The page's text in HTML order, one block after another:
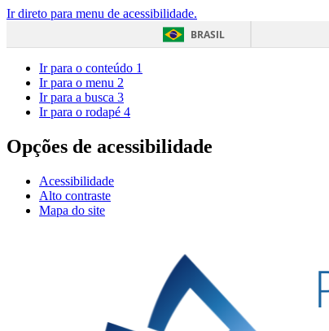
Ir direto para menu de acessibilidade.
BRASIL
Ir para o conteúdo 1
Ir para o menu 2
Ir para a busca 3
Ir para o rodapé 4
Opções de acessibilidade
Acessibilidade
Alto contraste
Mapa do site